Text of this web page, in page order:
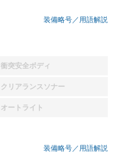
装備略号／用語解説
衝突安全ボディ
：装備なし
クリアランスソナー
：装備なし
オートライト
：装備なし
装備略号／用語解説